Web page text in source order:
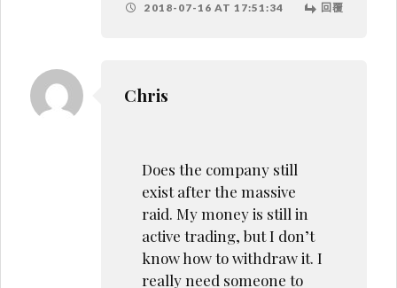
2018-07-16 AT 17:51:34 回覆
Chris
Does the company still
exist after the massive
raid. My money is still in
active trading, but I don’t
know how to withdraw it. I
really need someone to